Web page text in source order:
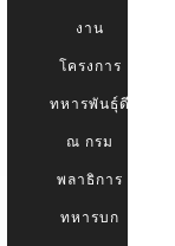
งาน
โครงการ
ทหารพันธุ์ดี
ณ กรม
พลาธิการ
ทหารบก